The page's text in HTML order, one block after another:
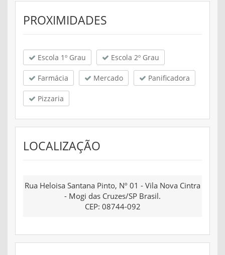
PROXIMIDADES
Escola 1º Grau Escola 2º Grau
Farmácia Mercado Panificadora
Pizzaria
LOCALIZAÇÃO
Rua Heloisa Santana Pinto, Nº 01 - Vila Nova Cintra
- Mogi das Cruzes/SP Brasil.
CEP: 08744-092